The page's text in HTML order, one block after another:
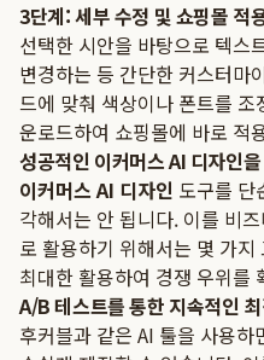
3단계: 세부 수정 및 쇼핑몰 적
선택한 시안을 바탕으로 텍스
변경하는 등 간단한 커스터마
드에 맞춰 색상이나 폰트를
운로드하여 쇼핑몰에 바로 적
성공적인 이커머스 AI 디자인
이커머스 AI 디자인 도구를 단
각해서는 안 됩니다. 이를 비
로 활용하기 위해서는 몇 가
최대한 활용하여 경쟁 우위를
A/B 테스트를 통한 지속적인
후커블과 같은 AI 툴을 사용